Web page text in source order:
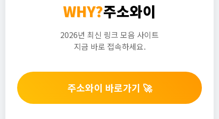
WHY?주소와이
2026년 최신 링크 모음 사이트
지금 바로 접속하세요.
주소와이 바로가기 🚀